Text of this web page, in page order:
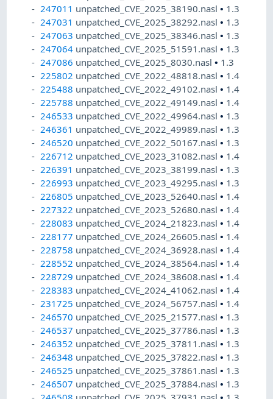
247011 unpatched_CVE_2025_38190.nasl• 1.3
247031 unpatched_CVE_2025_38292.nasl• 1.3
247063 unpatched_CVE_2025_38346.nasl• 1.3
247064 unpatched_CVE_2025_51591.nasl• 1.3
247086 unpatched_CVE_2025_8030.nasl• 1.3
225802 unpatched_CVE_2022_48818.nasl• 1.4
225488 unpatched_CVE_2022_49102.nasl• 1.4
225788 unpatched_CVE_2022_49149.nasl• 1.4
246533 unpatched_CVE_2022_49964.nasl• 1.3
246361 unpatched_CVE_2022_49989.nasl• 1.3
246520 unpatched_CVE_2022_50167.nasl• 1.3
226712 unpatched_CVE_2023_31082.nasl• 1.4
226391 unpatched_CVE_2023_38199.nasl• 1.3
226993 unpatched_CVE_2023_49295.nasl• 1.3
226805 unpatched_CVE_2023_52640.nasl• 1.4
227322 unpatched_CVE_2023_52680.nasl• 1.4
228083 unpatched_CVE_2024_21823.nasl• 1.4
228177 unpatched_CVE_2024_26605.nasl• 1.4
228758 unpatched_CVE_2024_36928.nasl• 1.4
228552 unpatched_CVE_2024_38564.nasl• 1.4
228729 unpatched_CVE_2024_38608.nasl• 1.4
228383 unpatched_CVE_2024_41062.nasl• 1.4
231725 unpatched_CVE_2024_56757.nasl• 1.4
246570 unpatched_CVE_2025_21577.nasl• 1.3
246537 unpatched_CVE_2025_37786.nasl• 1.3
246352 unpatched_CVE_2025_37811.nasl• 1.3
246348 unpatched_CVE_2025_37822.nasl• 1.3
246525 unpatched_CVE_2025_37861.nasl• 1.3
246507 unpatched_CVE_2025_37884.nasl• 1.3